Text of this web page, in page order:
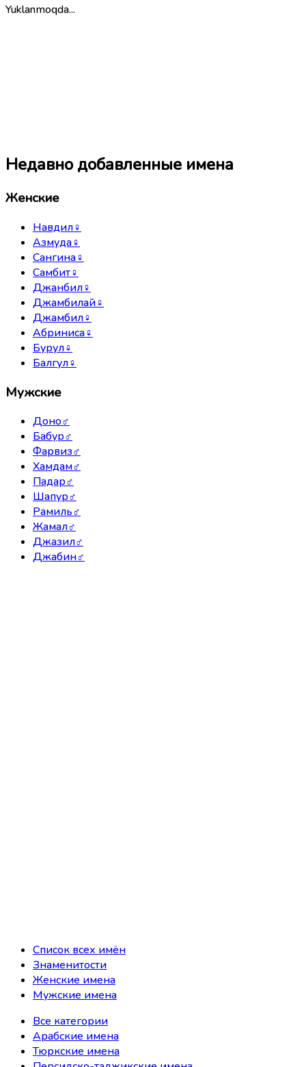
Yuklanmoqda...
Недавно добавленные имена
Женские
Навдил♀
Азмуда♀
Сангина♀
Самбит♀
Джанбил♀
Джамбилай♀
Джамбил♀
Абриниса♀
Бурул♀
Балгул♀
Мужские
Доно♂
Бабур♂
Фарвиз♂
Хамдам♂
Падар♂
Шапур♂
Рамиль♂
Жамал♂
Джазил♂
Джабин♂
Список всех имён
Знаменитости
Женские имена
Мужские имена
Все категории
Арабские имена
Тюркские имена